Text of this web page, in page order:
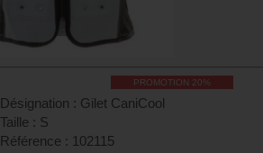
PROMOTION 20%
Désignation : Gilet CaniCool
Taille : S
Référence : 102115